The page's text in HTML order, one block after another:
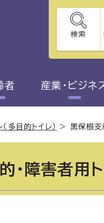
検索
者 産業・ビジネ
多目的トイレ） > 黒保根支
・障害者用ト